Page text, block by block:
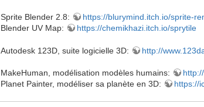
Sprite Blender 2.8:
https://blurymind.itch.io/sprite-
Blender UV Map:
https://chemikhazi.itch.io/sprytile
Autodesk 123D, suite logicielle 3D: http://
MakeHuman, modélisation modèles humains:
Planet Painter, modéliser sa planète en 3D:
https://